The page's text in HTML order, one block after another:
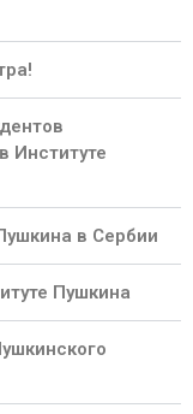
Институте
в Сербии
Пушкина